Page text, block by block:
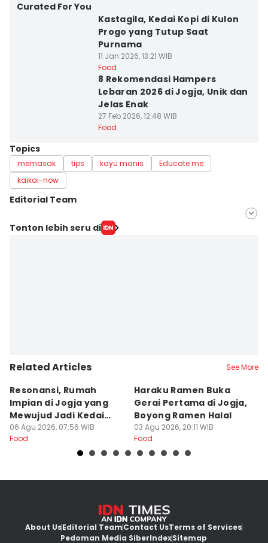
Curated For You
Kastagila, Kedai Kopi di Kulon
Progo yang Tutup Saat
Purnama
11 Jan 2026, 13:21 WIB
Food
8 Rekomendasi Hampers
Lebaran 2026 di Jogja, Unik dan
Jelas Enak
27 Feb 2026, 12:48 WIB
Food
Topics
memasak tips kayu manis
Educate me
kaikai-now
Editorial Team
Editor
Tonton lebih seru di
Related Articles See More
Resonansi, Rumah
Impian di Jogja yang
Mewujud Jadi Kedai
Ramen dan Burger
06 Agu 2026, 07:56 WIB
Food
Haraku Ramen Buka
Gerai Pertama di Jogja,
Boyong Ramen Halal
03 Agu 2026, 20:11 WIB
Food
About UsEditorial TeamContact UsTerms of Services
Pedoman Media SiberIndexSitemap